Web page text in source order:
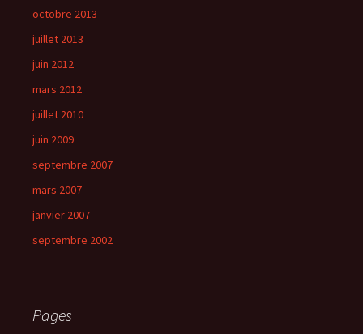
octobre 2013
juillet 2013
juin 2012
mars 2012
juillet 2010
juin 2009
septembre 2007
mars 2007
janvier 2007
septembre 2002
Pages